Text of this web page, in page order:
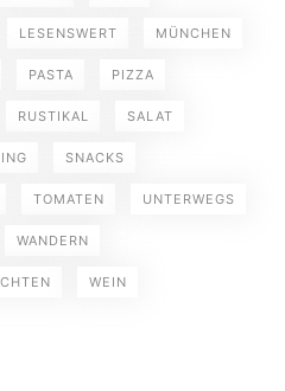
LESENSWERT MÜNCHEN
PASTA PIZZA
RUSTIKAL SALAT
SNACKS
TOMATEN UNTERWEGS
WANDERN
WEIN